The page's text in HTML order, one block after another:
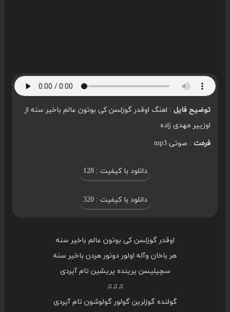
توضیح فایل: اهنگ اوقدر گوزلسن کی بوتون عالم باخیر سنه از
اوزییر مهدی زاده
فرمت: صوتی mp3
دانلود با کیفیت : 128
دانلود با کیفیت : 320
اوقدر گوزلسن کی بوتون عالم باخیر سنه
هر باخان وآله اولور دونور هردن باخیر سنه
سچیلیسن یرینده یریشین تام آیردی
♫♫♫
گولنده گوزلرین گولور گولوشون تام آیردی